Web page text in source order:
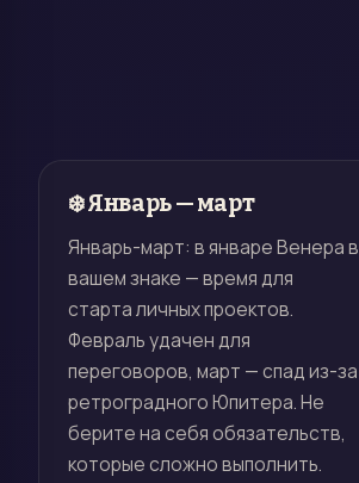
❄️ Январь — март
Январь-март: в январе Венера в
вашем знаке — время для
старта личных проектов.
Февраль удачен для
переговоров, март — спад из-за
ретроградного Юпитера. Не
берите на себя обязательств,
которые сложно выполнить.